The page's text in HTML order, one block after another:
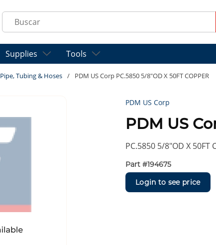
Site Search
Supplies Tools
Pipe, Tubing & Hoses / PDM US Corp PC.5850 5/8"OD X 50FT COPPER
PDM US Corp
PDM US
PC.5850 5/8"OD X 50FT
Part #194675
Login to see price